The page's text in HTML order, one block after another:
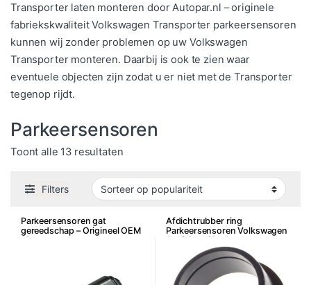
Transporter laten monteren door Autopar.nl – originele
fabriekskwaliteit Volkswagen Transporter parkeersensoren
kunnen wij zonder problemen op uw Volkswagen
Transporter monteren. Daarbij is ook te zien waar
eventuele objecten zijn zodat u er niet met de Transporter
tegenop rijdt.
Parkeersensoren
Toont alle 13 resultatenGesorteerd op populariteit
Filters
Parkeersensoren gat
gereedschap – Origineel OEM
18mm
Afdichtrubber ring
Parkeersensoren Volkswagen
Audi Seat Skoda